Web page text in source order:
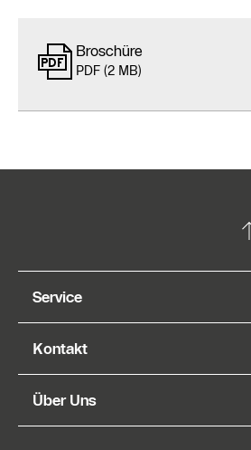
Broschüre
PDF (2 MB)
Service
Kontakt
Über Uns